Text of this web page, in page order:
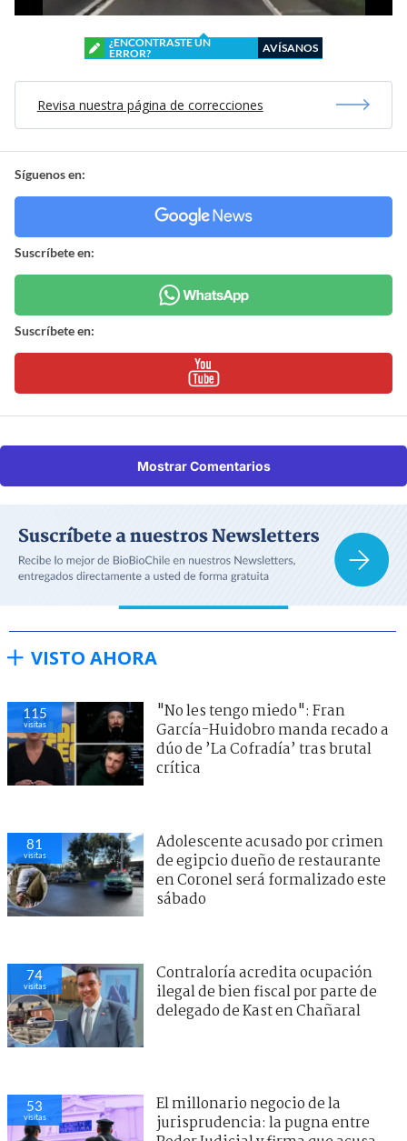
¿ENCONTRASTE UN
ERROR?
AVÍSANOS
Revisa nuestra página de correcciones
Síguenos en:
Suscríbete en:
Suscríbete en:
Mostrar Comentarios
VISTO AHORA
115
visitas
"No les tengo miedo": Fran
García-Huidobro manda recado a
dúo de ’La Cofradía’ tras brutal
crítica
81
visitas
Adolescente acusado por crimen
de egipcio dueño de restaurante
en Coronel será formalizado este
sábado
74
visitas
Contraloría acredita ocupación
ilegal de bien fiscal por parte de
delegado de Kast en Chañaral
53
visitas
El millonario negocio de la
jurisprudencia: la pugna entre